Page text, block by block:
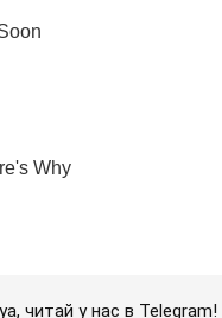
читай у нас в Telegram!